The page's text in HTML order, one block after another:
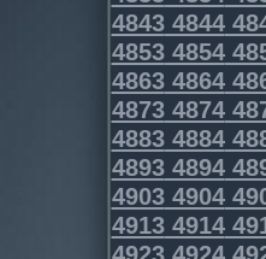
48434844
48534854
48634864
48734874
48834884
48934894
49034904
49134914